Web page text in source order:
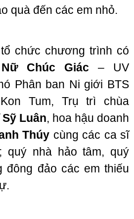
quà đến các em nhỏ.
chức chương trình có
Chúc Giác – UV
Phân ban Ni giới BTS
Tum, Trụ trì chùa
Luân, hoa hậu doanh
Thúy cùng các ca sĩ
quý nhà hảo tâm, quý
đông đảo các em thiếu